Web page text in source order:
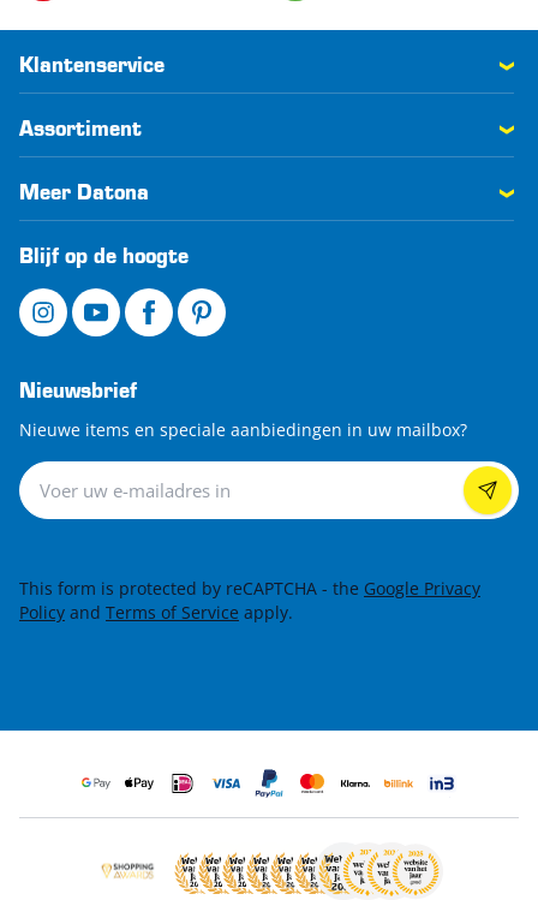
Klantenservice
Assortiment
Meer Datona
Blijf op de hoogte
Nieuwsbrief
Nieuwe items en speciale aanbiedingen in uw mailbox?
Nieuwsbrief
This form is protected by reCAPTCHA - the Google Privacy
Policy and Terms of Service apply.